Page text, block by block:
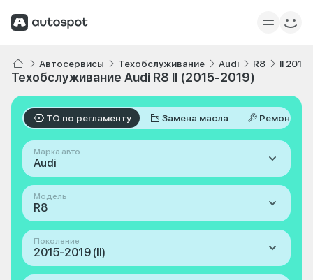
Автосервисы Техобслуживание Audi R8 II
Техобслуживание Audi R8 II (2015-2019)
ТО по регламенту Замена масла Ремонт
Марка авто
Audi
Модель
R8
Поколение
2015-2019 (II)